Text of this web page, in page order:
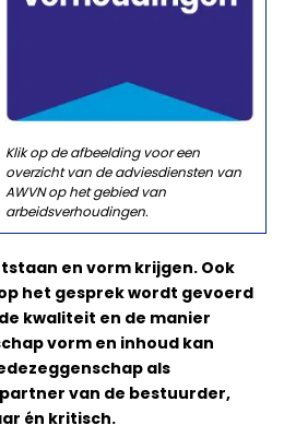
Klik op de afbeelding voor een
overzicht van de adviesdiensten van
AWVN op het gebied van
arbeidsverhoudingen.
en vorm krijgen. Ook
het gesprek wordt gevoerd
kwaliteit en de manier
vorm en inhoud kan
als
van de bestuurder,
én kritisch.